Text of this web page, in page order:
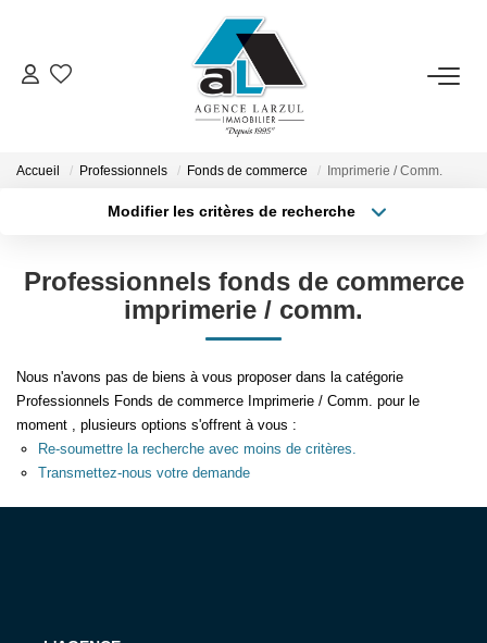
VENTES
LOCATIONS
ESTIMATION
PROMOTION
NOTRE AGENCE
Accueil Professionnels Fonds de commerce Imprimerie / Comm.
Modifier les critères de recherche
Sélectionnez...
Type de bien
Surface min
Créer une alerte
Professionnels fonds de commerce
imprimerie / comm.
Nous n'avons pas de biens à vous proposer dans la catégorie
Professionnels Fonds de commerce Imprimerie / Comm. pour le
moment , plusieurs options s'offrent à vous :
Re-soumettre la recherche avec moins de critères.
Transmettez-nous votre demande